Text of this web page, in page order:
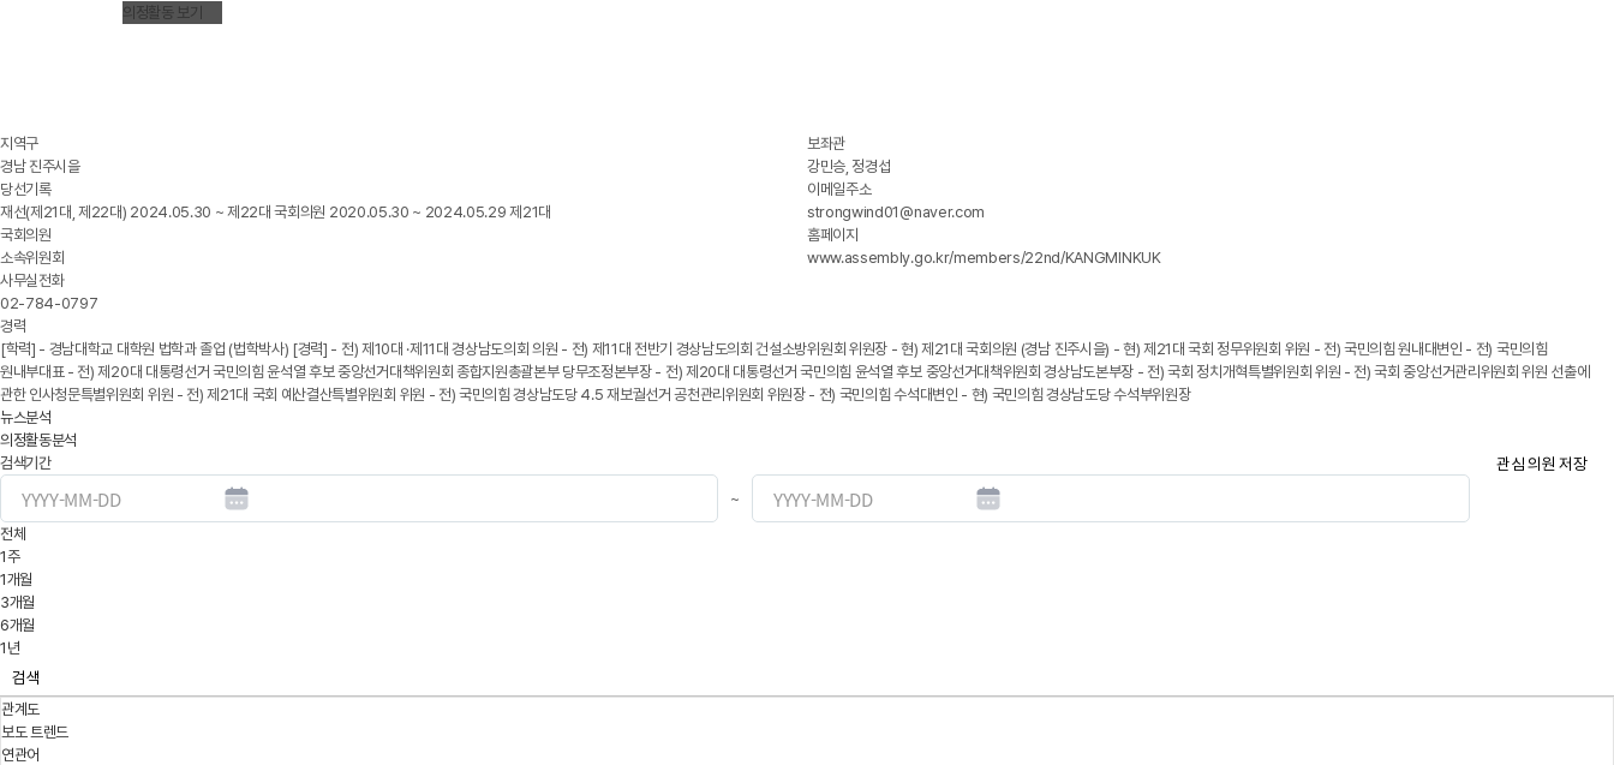
의정활동 보기
지역구
경남 진주시을
당선기록
재선(제21대, 제22대) 2024.05.30 ~ 제22대 국회의원 2020.05.30 ~ 2024.05.29 제21대
국회의원
소속위원회
사무실전화
02-784-0797
보좌관
강민승, 정경섭
이메일주소
strongwind01@naver.com
홈페이지
www.assembly.go.kr/members/22nd/KANGMINKUK
경력
[학력] - 경남대학교 대학원 법학과 졸업 (법학박사) [경력] - 전) 제10대 ·제11대 경상남도의회 의원 - 전) 제11대 전반기 경상남도의회 건설소방위원회 위원장 - 현) 제21대 국회의원 (경남 진주시을) - 현) 제21대 국회 정무위원회 위원 - 전) 국민의힘 원내대변인 - 전) 국민의힘
원내부대표 - 전) 제20대 대통령선거 국민의힘 윤석열 후보 중앙선거대책위원회 종합지원총괄본부 당무조정본부장 - 전) 제20대 대통령선거 국민의힘 윤석열 후보 중앙선거대책위원회 경상남도본부장 - 전) 국회 정치개혁특별위원회 위원 - 전) 국회 중앙선거관리위원회 위원 선출에
관한 인사청문특별위원회 위원 - 전) 제21대 국회 예산결산특별위원회 위원 - 전) 국민의힘 경상남도당 4.5 재보궐선거 공천관리위원회 위원장 - 전) 국민의힘 수석대변인 - 현) 국민의힘 경상남도당 수석부위원장
뉴스분석
의정활동분석
관심 의원 저장
검색기간
~
전체
1주
1개월
3개월
6개월
1년
검색
관계도
보도 트렌드
연관어